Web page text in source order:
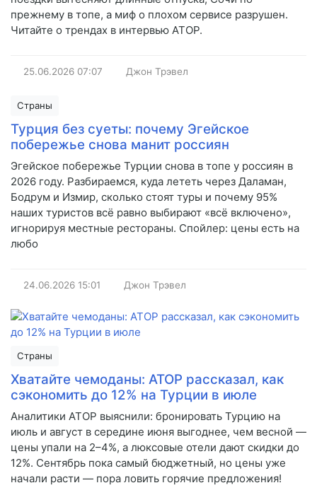
прежнему в топе, а миф о плохом сервисе разрушен.
Читайте о трендах в интервью АТОР.
25.06.2026 07:07 Джон Трэвел
Страны
Турция без суеты: почему Эгейское
побережье снова манит россиян
Эгейское побережье Турции снова в топе у россиян в
2026 году. Разбираемся, куда лететь через Даламан,
Бодрум и Измир, сколько стоят туры и почему 95%
наших туристов всё равно выбирают «всё включено»,
игнорируя местные рестораны. Спойлер: цены есть на
любо
24.06.2026 15:01 Джон Трэвел
Страны
Хватайте чемоданы: АТОР рассказал, как
сэкономить до 12% на Турции в июле
Аналитики АТОР выяснили: бронировать Турцию на
июль и август в середине июня выгоднее, чем весной —
цены упали на 2–4%, а люксовые отели дают скидки до
12%. Сентябрь пока самый бюджетный, но цены уже
начали расти — пора ловить горячие предложения!